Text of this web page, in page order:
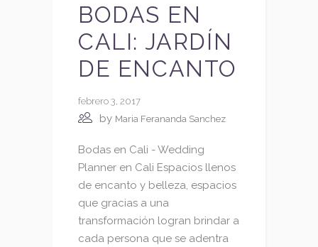
BODAS EN
CALI: JARDÍN
DE ENCANTO
febrero 3, 2017
by Maria Ferananda Sanchez
Bodas en Cali - Wedding
Planner en Cali Espacios llenos
de encanto y belleza, espacios
que gracias a una
transformación logran brindar a
cada persona que se adentra